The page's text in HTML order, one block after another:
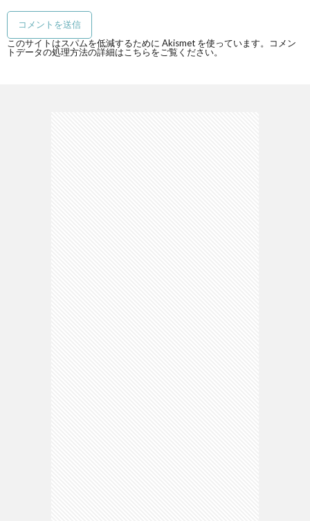
このサイトはスパムを低減するために Akismet を使っています。
コメン
トデータの処理方法の詳細はこちらをご覧ください。